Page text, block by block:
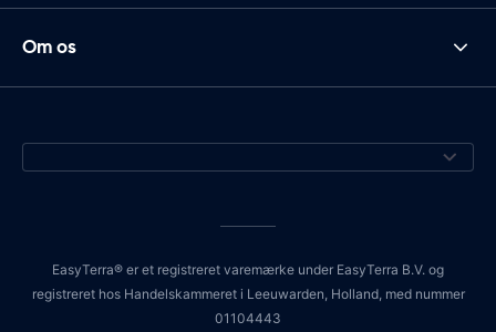
Om os
EasyTerra® er et registreret varemærke under EasyTerra B.V. og
registreret hos Handelskammeret i Leeuwarden, Holland, med nummer
01104443